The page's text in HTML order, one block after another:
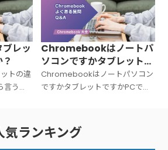
でも
う＝中身の設計思想がまったく
違う」パソコンです。C
レッ
トの違
言う
板型デ
が多い
Chromebookはノートパ
ソコンですかタブレットで
すかPCですか？
Chromebookはノートパソコン
ですかタブレットですかPCです
ン（PC）」です。広い意味での
PC（パーソナルコンピュータ
気ランキング